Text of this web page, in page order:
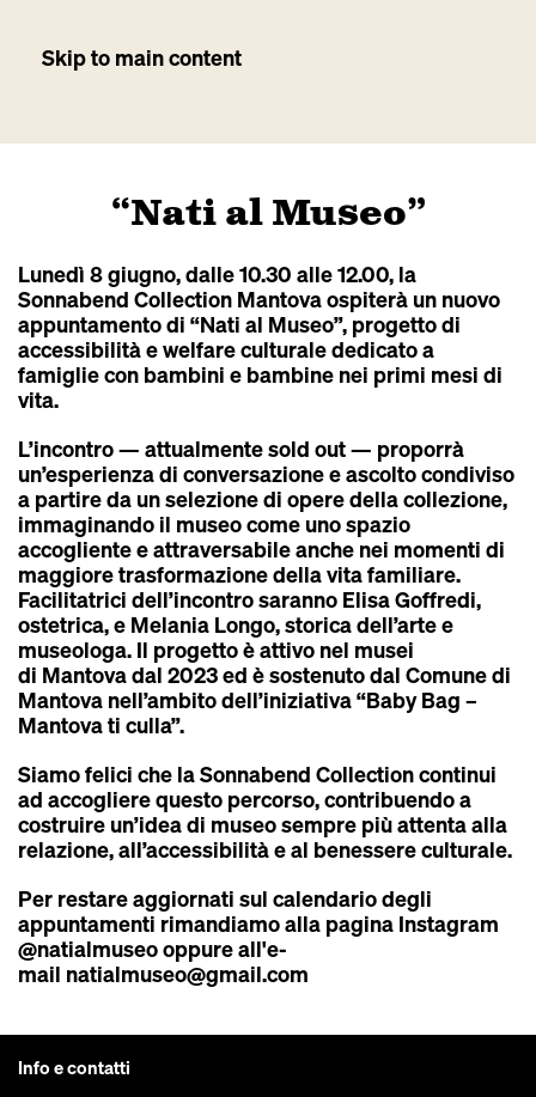
Skip to main content
“Nati al Museo”
Lunedì 8 giugno, dalle 10.30 alle 12.00, la
Sonnabend Collection Mantova ospiterà un nuovo
appuntamento di “Nati al Museo”, progetto di
accessibilità e welfare culturale dedicato a
famiglie con bambini e bambine nei primi mesi di
vita.
L’incontro — attualmente sold out — proporrà
un’esperienza di conversazione e ascolto condiviso
a partire da un selezione di opere della collezione,
immaginando il museo come uno spazio
accogliente e attraversabile anche nei momenti di
maggiore trasformazione della vita familiare.
Facilitatrici dell’incontro saranno Elisa Goffredi,
ostetrica, e Melania Longo, storica dell’arte e
museologa. Il progetto è attivo nel musei
di Mantova dal 2023 ed è sostenuto dal Comune di
Mantova nell’ambito dell’iniziativa “Baby Bag –
Mantova ti culla”.
Siamo felici che la Sonnabend Collection continui
ad accogliere questo percorso, contribuendo a
costruire un’idea di museo sempre più attenta alla
relazione, all’accessibilità e al benessere culturale.
Per restare aggiornati sul calendario degli
appuntamenti rimandiamo alla pagina Instagram
@natialmuseo oppure all'e-
mail natialmuseo@gmail.com
Info e contatti